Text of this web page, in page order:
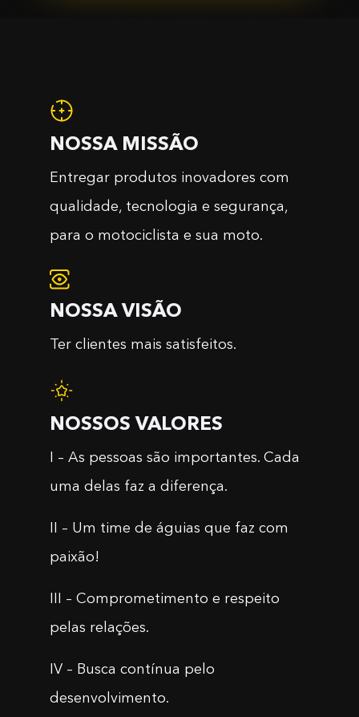
NOSSA MISSÃO
Entregar produtos inovadores com
qualidade, tecnologia e segurança,
para o motociclista e sua moto.
NOSSA VISÃO
Ter clientes mais satisfeitos.
NOSSOS VALORES
I – As pessoas são importantes. Cada
uma delas faz a diferença.
II – Um time de águias que faz com
paixão!
III – Comprometimento e respeito
pelas relações.
IV – Busca contínua pelo
desenvolvimento.